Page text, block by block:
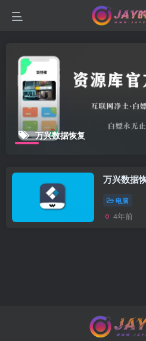
万兴数据恢复
万兴数据
电脑
4年前